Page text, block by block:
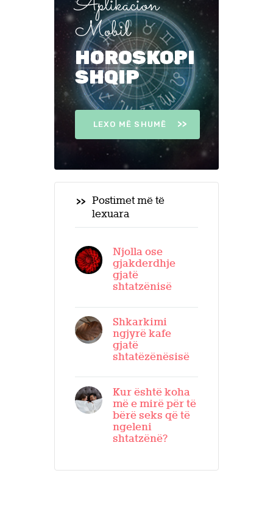
Mobil
HOROSKOPI
SHQIP
LEXO MË SHUMË
Postimet më të
lexuara
Njolla ose
gjakderdhje
gjatë
shtatzënisë
Shkarkimi
ngjyrë kafe
gjatë
shtatëzënësisë
Kur është koha
më e mirë për të
bërë seks që të
ngeleni
shtatzënë?